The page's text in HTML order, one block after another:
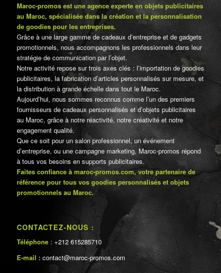
Maroc-promos est une agence experte en objets publicitaires
au Maroc, spécialisée dans la création et la personnalisation
de goodies pour les entreprises.
Grâce à une large gamme de cadeaux d’entreprise et de gadgets
promotionnels, nous accompagnons les professionnels dans leur
stratégie de communication par l’objet.
Notre activité repose sur trois axes clés : l’importation de goodies
publicitaires, la fabrication d’articles personnalisés sur mesure, et
la distribution à grande échelle dans tout le Maroc.
Aujourd’hui, nous sommes reconnus comme l’un des premiers
fournisseurs de cadeaux personnalisés et d’objets publicitaires
au Maroc, grâce à notre réactivité, notre créativité et notre
engagement qualité.
Que ce soit pour un salon professionnel, un événement
d’entreprise, ou une campagne marketing, Maroc-promos répond
à tous vos besoins en supports publicitaires.
Faites confiance à maroc-promos.com, votre partenaire de
référence pour tous vos goodies personnalisés et objets
promotionnels au Maroc.
CONTACTEZ-NOUS :
Téléphone : +212 615285710
E-mail : contact@maroc-promos.com